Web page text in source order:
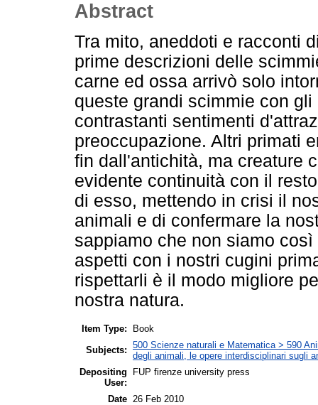
Abstract
Tra mito, aneddoti e racconti
prime descrizioni delle
carne ed ossa arrivò solo
queste grandi scimmie con
contrastanti sentimenti
preoccupazione. Altri primati
fin dall'antichità, ma creature
evidente continuità con il
di esso, mettendo in crisi il
animali e di confermare la
sappiamo che non siamo
aspetti con i nostri cugini
rispettarli è il modo migliore
nostra natura.
Item Type:
Book
Subjects: 500 Scienze naturali e Matematica > 590
degli animali, le opere interdisciplinari sugli
Depositing
User:
FUP firenze university press
Date 26 Feb 2010